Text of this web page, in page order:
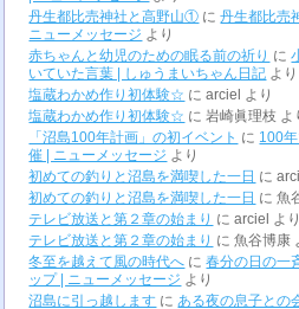
丹生都比売神社と高野山① に丹生都比売
ニューメッセージ より
赤ちゃんと幼児のための眠る前の祈り に
いていた言葉 | しゅうまいちゃん日記 より
塩蔵わかめ作り初体験☆ にarciel
より
塩蔵わかめ作り初体験☆ に岩崎眞理枝 よ
「沼島100年計画」の初イベント に 100
催 | ニューメッセージ より
初めての釣りと沼島を満喫した一日 に
初めての釣りと沼島を満喫した一日 に魚
テレビ放送と第２章の始まり にarciel
より
テレビ放送と第２章の始まり に魚谷博康
冬至を越えて風の時代へ に春分の日の一
ップ | ニューメッセージ より
沼島に引っ越します に ある夜の息子との